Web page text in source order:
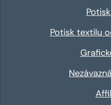
Potisk textilu